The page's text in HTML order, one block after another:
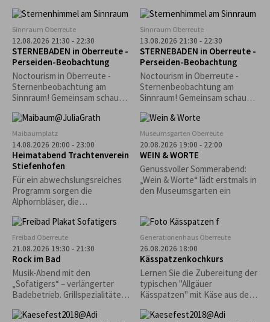
Programm mit Musik, guter
Stimmung und reichhaltiger
Verpflegung.
Sinnraum Oberreute
12.08.2026 21:30 - 22:30
STERNEBADEN in Oberreute -
Perseiden-Beobachtung
Noctourism in Oberreute -
Sternenbeobachtung am
Sinnraum! Gemeinsam schauen
entdecken die Schönheiten
des Nachthimmels.
Sinnraum Oberreute
13.08.2026 21:30 - 22:30
STERNEBADEN in Oberreute -
Perseiden-Beobachtung
Noctourism in Oberreute -
Sternenbeobachtung am
Sinnraum! Gemeinsam schauen
entdecken die Schönheiten
des Nachthimmels.
Maibaumplatz
14.08.2026 20:00 - 23:00
Heimatabend Trachtenverein
Stiefenhofen
Für ein abwechslungsreiches
Programm sorgen die
Alphornbläser, die
Plattler.
Museumsgarten Oberreute
20.08.2026 19:00 - 22:00
WEIN & WORTE
Genussvoller Sommerabend:
„Wein & Worte“ lädt erstmals in
den Museumsgarten ein
Freibad Oberreute
21.08.2026 19:30 - 21:30
Rock im Bad
Musik-Abend mit den
„Sofatigers“ – verlängerter
Badebetrieb. Grillspezialitäten
Freibadkiosk. Nur bei guter
Generationenhaus Oberreute
26.08.2026 18:00
Kässpatzenkochkurs
Lernen Sie die Zubereitung der
typischen "Allgäuer
Kässpatzen" mit Käse aus den